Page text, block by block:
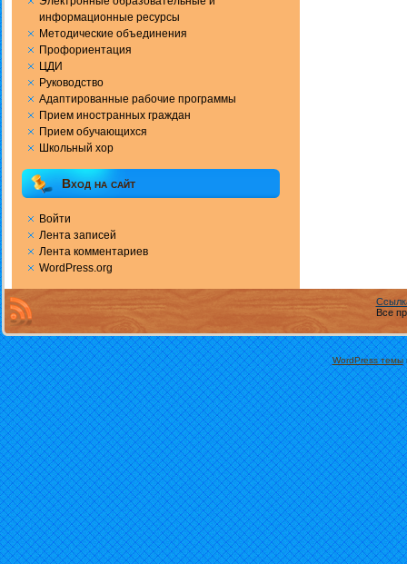
информационные ресурсы
Методические объединения
Профориентация
ЦДИ
Руководство
Адаптированные рабочие программы
Прием иностранных граждан
Прием обучающихся
Школьный хор
Вход на сайт
Войти
Лента записей
Лента комментариев
WordPress.org
Все
WordPress темы